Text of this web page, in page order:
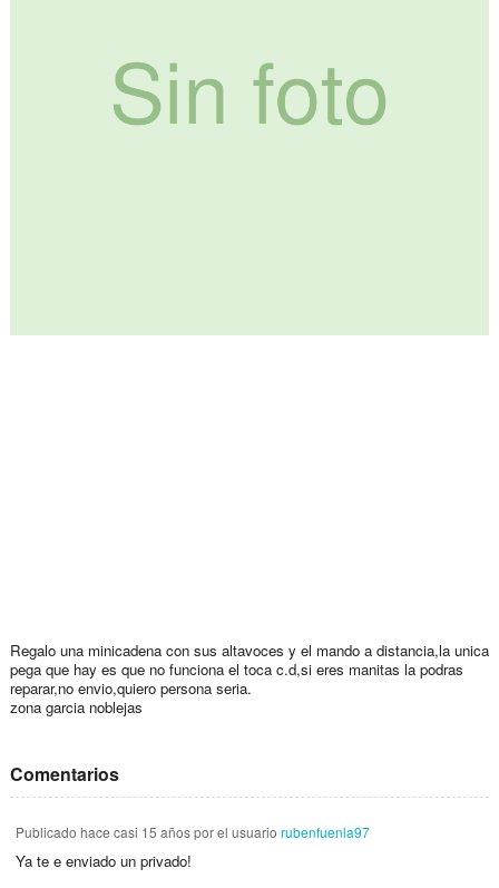
Regalo una minicadena con sus altavoces y el mando a distancia,la unica
pega que hay es que no funciona el toca c.d,si eres manitas la podras
reparar,no envio,quiero persona seria.
zona garcia noblejas
Comentarios
Publicado hace casi 15 añospor el usuario rubenfuenla97
Ya te e enviado un privado!